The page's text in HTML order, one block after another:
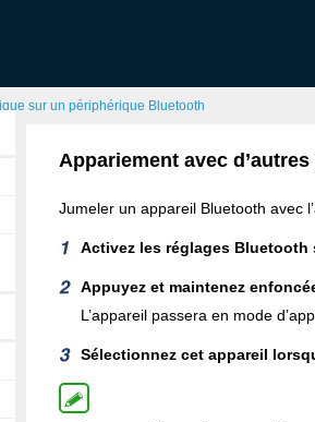
sur un périphérique Bluetooth
Appariement avec
Jumeler un appareil Bluetooth avec
Activez les réglages
Appuyez et maintenez
L’appareil passera en mode
Sélectionnez cet appareil